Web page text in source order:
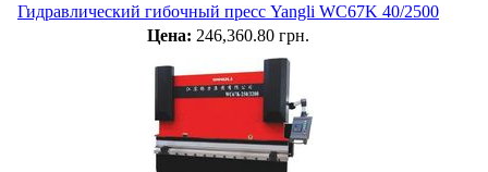
Гидравлический гибочный пресс Yangli WC67K 40/2500
Цена: 246,360.80 грн.